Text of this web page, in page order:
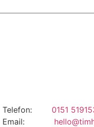
Telefon: 0151
Email: